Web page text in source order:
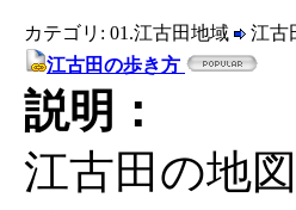
カテゴリ: 01.江古田地域
江古
江古田の歩き方
説明：
江古田の地